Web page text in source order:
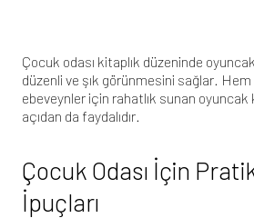
Çocuk odası kitaplık düzeninde
düzenli ve şık görünmesini sağlar.
ebeveynler için rahatlık sunan
açıdan da faydalıdır.
Çocuk Odası İçin
İpuçları